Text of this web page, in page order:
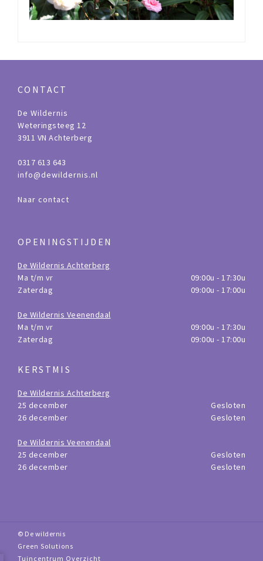
CONTACT
De Wildernis
Weteringsteeg 12
3911 VN Achterberg
0317 613 643
info@dewildernis.nl
Naar contact
OPENINGSTIJDEN
De Wildernis Achterberg
Ma t/m vr
09:00u - 17:30u
Zaterdag
09:00u - 17:00u
De Wildernis Veenendaal
Ma t/m vr
09:00u - 17:30u
Zaterdag
09:00u - 17:00u
KERSTMIS
De Wildernis Achterberg
25 december
Gesloten
26 december
Gesloten
De Wildernis Veenendaal
25 december
Gesloten
26 december
Gesloten
© De wildernis
Green Solutions
Tuincentrum Overzicht